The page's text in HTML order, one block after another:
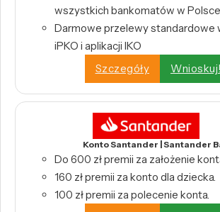
wszystkich bankomatów w Polsce
Darmowe przelewy standardowe
iPKO i aplikacji IKO
Szczegóły
Wnioskuj!
Konto Santander | Santander
Do 600 zł premii za założenie
160 zł premii za konto dla dziecka.
100 zł premii za polecenie konta.